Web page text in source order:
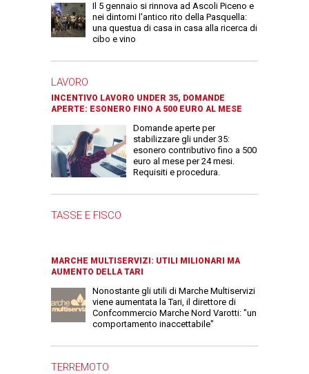
Il 5 gennaio si rinnova ad Ascoli Piceno e
nei dintorni l'antico rito della Pasquella:
una questua di casa in casa alla ricerca di
cibo e vino
LAVORO
INCENTIVO LAVORO UNDER 35, DOMANDE
APERTE: ESONERO FINO A 500 EURO AL MESE
Domande aperte per
stabilizzare gli under 35:
esonero contributivo fino a 500
euro al mese per 24 mesi.
Requisiti e procedura.
TASSE E FISCO
MARCHE MULTISERVIZI: UTILI MILIONARI MA
AUMENTO DELLA TARI
Nonostante gli utili di Marche Multiservizi
viene aumentata la Tari, il direttore di
Confcommercio Marche Nord Varotti: "un
comportamento inaccettabile"
TERREMOTO